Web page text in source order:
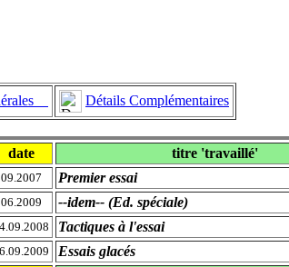
Détails Complémentaires
date titre 'travaillé'
09.2007 Premier essai
06.2009 --idem-- (Ed. spéciale)
Tactiques à l'essai
Essais glacés